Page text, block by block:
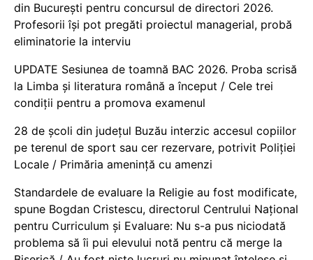
din București pentru concursul de directori 2026.
Profesorii își pot pregăti proiectul managerial, probă
eliminatorie la interviu
UPDATE Sesiunea de toamnă BAC 2026. Proba scrisă
la Limba și literatura română a început / Cele trei
condiții pentru a promova examenul
28 de școli din județul Buzău interzic accesul copiilor
pe terenul de sport sau cer rezervare, potrivit Poliției
Locale / Primăria amenință cu amenzi
Standardele de evaluare la Religie au fost modificate,
spune Bogdan Cristescu, directorul Centrului Național
pentru Curriculum și Evaluare: Nu s-a pus niciodată
problema să îi pui elevului notă pentru că merge la